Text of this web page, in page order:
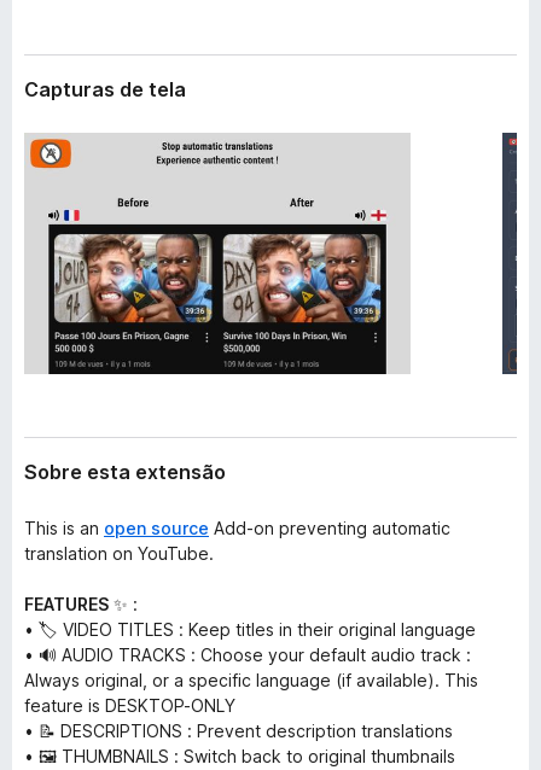
r
r
e
o
x
ã
o
Capturas de tela
Sobre esta extensão
This is an open source Add-on preventing automatic
translation on YouTube.
FEATURES ✨ :
• 🏷️ VIDEO TITLES : Keep titles in their original language
• 🔊 AUDIO TRACKS : Choose your default audio track :
Always original, or a specific language (if available). This
feature is DESKTOP-ONLY
• 📝 DESCRIPTIONS : Prevent description translations
• 🖼️ THUMBNAILS : Switch back to original thumbnails